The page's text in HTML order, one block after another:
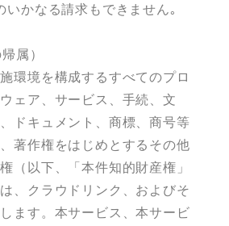
いかなる請求もできません｡
属）
環境を構成するすべてのプロ
ェア、サービス、手続、文
ドキュメント、商標、商号等
著作権をはじめとするその他
（以下、「本件知的財産権」
、クラウドリンク、およびそ
ます。本サービス、本サービ